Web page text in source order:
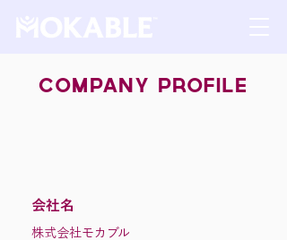
Company Profile
会社名
株式会社モカブル